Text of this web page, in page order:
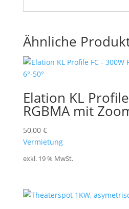
Ähnliche
Elation KL
RGBMA mit
50,00 €
Vermietung
exkl. 19 % MwSt.